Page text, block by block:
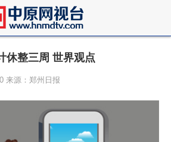
休整三周 世界观点
来源：郑州日报